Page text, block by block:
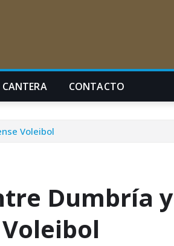
CANTERA CONTACTO
Voleibol
Dumbría y